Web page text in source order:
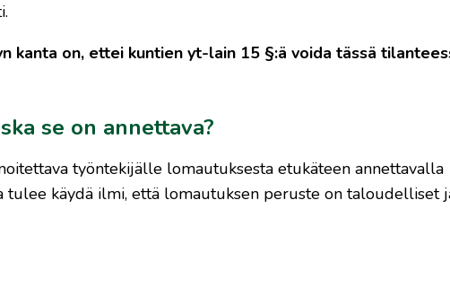
kanta on, ettei kuntien yt-lain 15 §:ä voida tässä
se on annettava?
työntekijälle lomautuksesta etukäteen annettavalla
käydä ilmi, että lomautuksen peruste on taloudelliset